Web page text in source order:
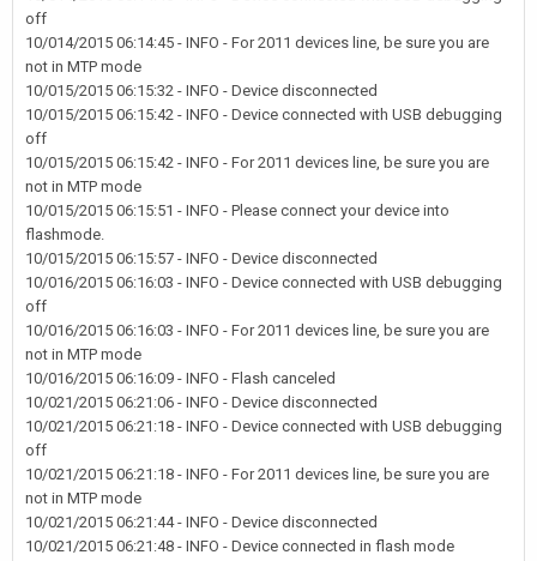
off
10/014/2015 06:14:45 - INFO - For 2011 devices line, be sure you are
not in MTP mode
10/015/2015 06:15:32 - INFO - Device disconnected
10/015/2015 06:15:42 - INFO - Device connected with USB debugging
off
10/015/2015 06:15:42 - INFO - For 2011 devices line, be sure you are
not in MTP mode
10/015/2015 06:15:51 - INFO - Please connect your device into
flashmode.
10/015/2015 06:15:57 - INFO - Device disconnected
10/016/2015 06:16:03 - INFO - Device connected with USB debugging
off
10/016/2015 06:16:03 - INFO - For 2011 devices line, be sure you are
not in MTP mode
10/016/2015 06:16:09 - INFO - Flash canceled
10/021/2015 06:21:06 - INFO - Device disconnected
10/021/2015 06:21:18 - INFO - Device connected with USB debugging
off
10/021/2015 06:21:18 - INFO - For 2011 devices line, be sure you are
not in MTP mode
10/021/2015 06:21:44 - INFO - Device disconnected
10/021/2015 06:21:48 - INFO - Device connected in flash mode